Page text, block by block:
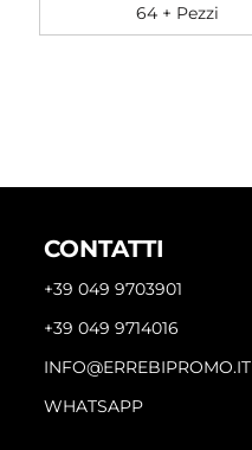
64 + Pezzi
CONTATTI
+39 049 9703901
+39 049 9714016
INFO@ERREBIPROMO.IT
WHATSAPP